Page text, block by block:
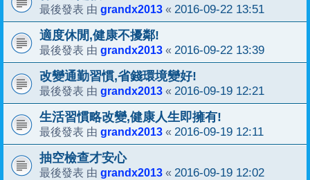
最後發表 由 grandx2013 « 2016-09-22 13:51
適度休閒,健康不擾鄰!
最後發表 由 grandx2013 « 2016-09-22 13:39
改變通勤習慣,省錢環境變好!
最後發表 由 grandx2013 « 2016-09-19 12:21
生活習慣略改變,健康人生即擁有!
最後發表 由 grandx2013 « 2016-09-19 12:11
抽空檢查才安心
最後發表 由 grandx2013 « 2016-09-19 12:02